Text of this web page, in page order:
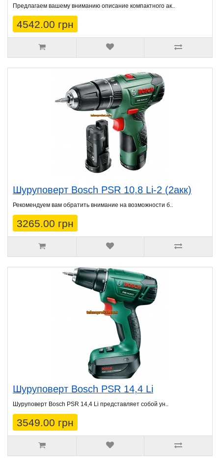
Предлагаем вашему вниманию описание компактного ак..
4542.00 грн
Шуруповерт Bosch PSR 10,8 Li-2 (2акк)
Рекомендуем вам обратить внимание на возможности б..
3265.00 грн
Шуруповерт Bosch PSR 14,4 Li
Шуруповерт Bosch PSR 14,4 Li представляет собой ун..
3549.00 грн